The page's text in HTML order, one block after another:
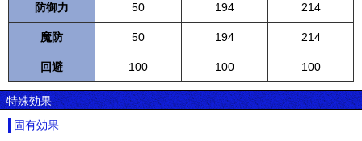
防御力 50 194 214
魔防 50 194 214
回避 100 100 100
特殊効果
固有効果